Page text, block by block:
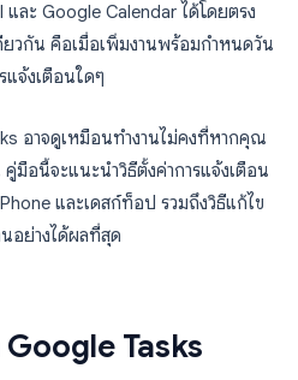
ละ Google Calendar ได้โดยตรง
วกัน คือเมื่อเพิ่มงานพร้อมกำหนดวัน
จ้งเตือนใดๆ
อาจดูเหมือนทำงานไม่คงที่หากคุณ
คู่มือนี้จะแนะนำวิธีตั้งค่าการแจ้งเตือน
และเดสก์ท็อป รวมถึงวิธีแก้ไข
อย่างได้ผลที่สุด
Google Tasks